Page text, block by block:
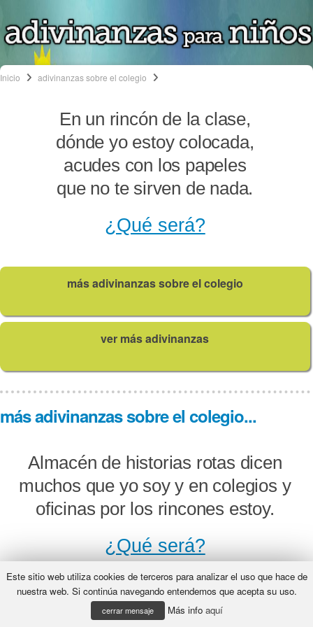
Inicio adivinanzas sobre el colegio
En un rincón de la clase,
dónde yo estoy colocada,
acudes con los papeles
que no te sirven de nada.
¿Qué será?
más adivinanzas sobre el colegio
ver más adivinanzas
más adivinanzas sobre el colegio...
Almacén de historias rotas dicen
muchos que yo soy y en colegios y
oficinas por los rincones estoy.
¿Qué será?
Colgada en la pared me tienen y
Este sitio web utiliza cookies de terceros para analizar el uso que hace de
nuestra web. Si continúa navegando entendemos que acepta su uso.
cerrar mensaje Más info aquí